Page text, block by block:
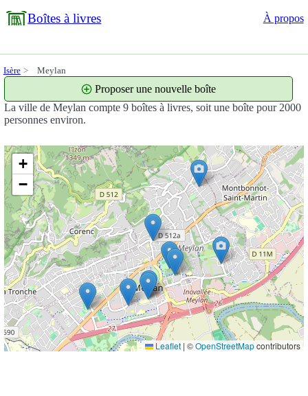
Boîtes à livres À propos
Isère Meylan
La ville de Meylan compte 9 boîtes à livres, soit une boîte pour 2000
personnes environ.
Proposer une nouvelle boîte
+
−
Leaflet | ©OpenStreetMapcontributors